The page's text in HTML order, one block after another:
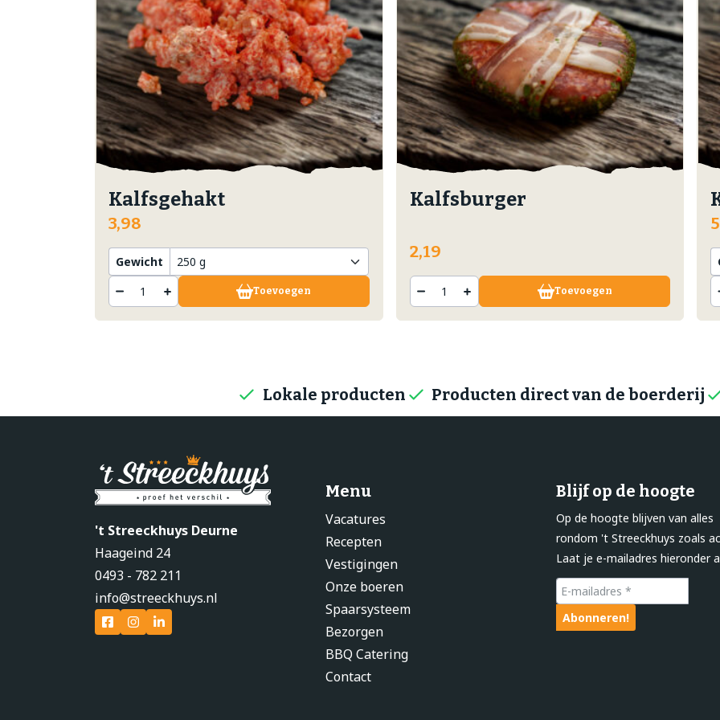
Kalfsgehakt
3,98
Gewicht
Toevoegen
Kalfsburger
2,19
Toevoegen
Lokale producten Producten direct van de boerderij
't Streeckhuys Deurne
Haageind 24
0493 - 782 211
info@streeckhuys.nl
Menu
Vacatures
Recepten
Vestigingen
Onze boeren
Spaarsysteem
Bezorgen
BBQ Catering
Contact
Blijf op de hoogte
Op de hoogte blijven van alles
rondom 't Streeckhuys zoals
Laat je e-mailadres hieronder